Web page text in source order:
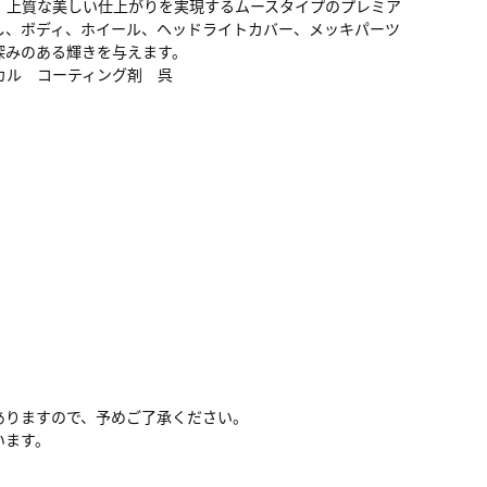
質な美しい仕上がりを実現するムースタイプのプレミア
ボディ、ホイール、ヘッドライトカバー、メッキパーツ
のある輝きを与えます。
ル コーティング剤 呉
ますので、予めご了承ください。
す。